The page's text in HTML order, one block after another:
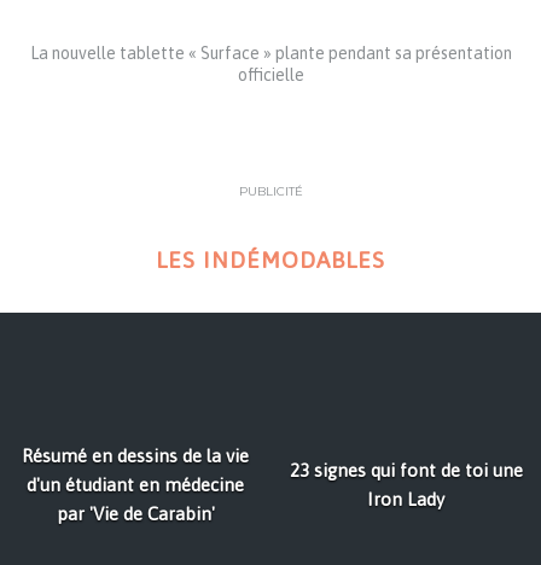
La nouvelle tablette « Surface » plante pendant sa présentation
officielle
PUBLICITÉ
LES INDÉMODABLES
Résumé en dessins de la vie
d'un étudiant en médecine
par 'Vie de Carabin'
23 signes qui font de toi une
Iron Lady